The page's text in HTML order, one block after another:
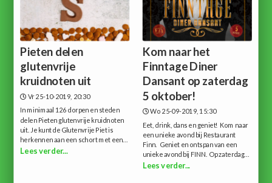
Pieten delen
glutenvrije
kruidnoten uit
Vr 25-10-2019, 20:30
In minimaal 126 dorpen en steden
delen Pieten glutenvrije kruidnoten
uit. Je kunt de Glutenvrije Piet is
herkennen aan een schort met een...
Lees verder...
Kom naar het
Finntage Diner
Dansant op zaterdag
5 oktober!
Wo 25-09-2019, 15:30
Eet, drink, dans en geniet! Kom naar
een unieke avond bij Restaurant
Finn. Geniet en ontspan van een
unieke avond bij FINN. Op zaterdag...
Lees verder...